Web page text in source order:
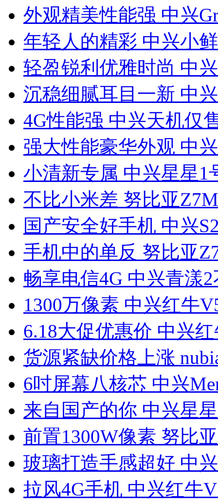
外观精美性能强 中兴
年轻人的精彩 中兴小
轻盈锐利优雅时尚 中
沉稳细腻耳目一新 中
4G性能强 中兴天机仅
强大性能豪华外观 中
小清新专属 中兴星星1
不比小米差 努比亚
国产安全好手机 中兴
手机中的单反 努比亚
畅享电信4G 中兴青漾
1300万像素 中兴红牛
6.18大促优惠价 中兴
货源紧缺价格上涨
6吋屏幕八核芯 中兴
来自国产的你 中兴星
前置1300W像素 努比
玻璃打造手感超好 中
拉风4G手机 中兴红牛